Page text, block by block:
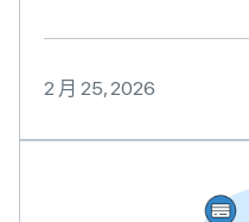
2 月 25, 2026